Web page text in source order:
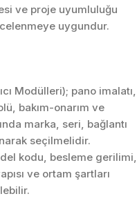
ve proje uyumluluğu
uygundur.
Modülleri); pano imalatı,
bakım-onarım ve
marka, seri, bağlantı
seçilmelidir.
kodu, besleme gerilimi,
ve ortam şartları